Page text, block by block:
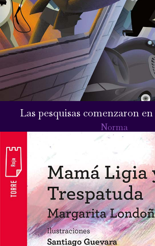
Las pesquisas comenzaron
Norma